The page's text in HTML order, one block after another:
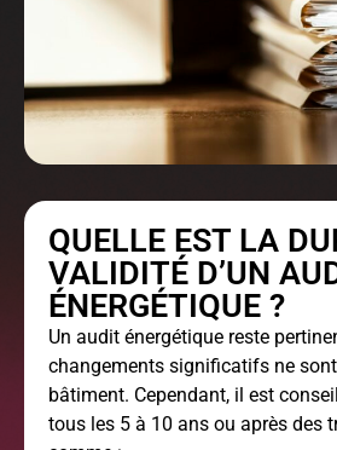
QUELLE EST LA
VALIDITÉ D’UN
ÉNERGÉTIQUE ?
Un audit énergétique reste
changements significatifs ne
bâtiment. Cependant, il est
tous les 5 à 10 ans ou après des